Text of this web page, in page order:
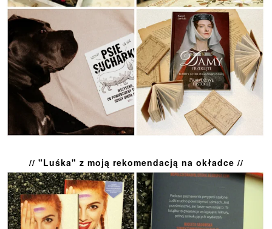
// "Luśka" z moją rekomendacją na okładce //